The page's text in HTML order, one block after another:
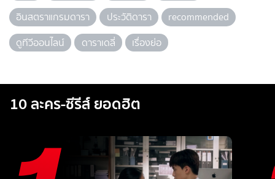
อินสตราแกรมดารา
ประวัติดารา
recommended
ดูทีวีออนไลน์
ดาราเดลี่ เรื่องย่อ
10 ละคร-ซีรีส์ ยอดฮิต